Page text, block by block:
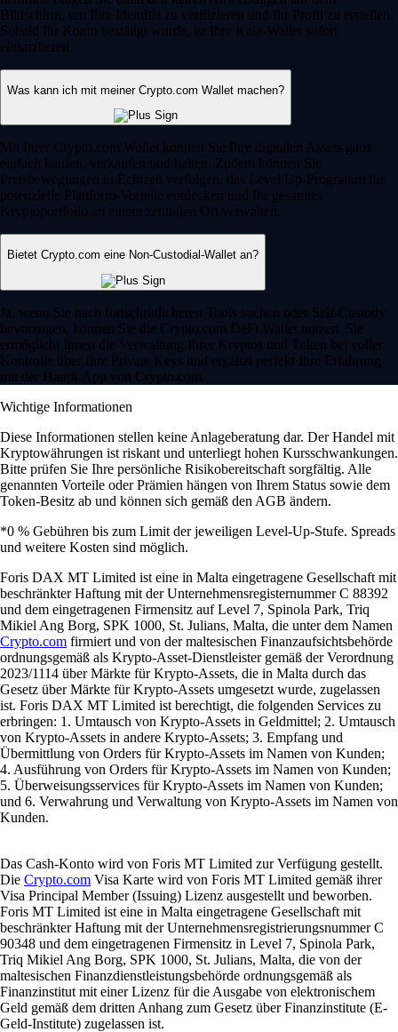
Bildschirm, um Ihre Identität zu verifizieren und Ihr Profil zu erstellen.
Sobald Ihr Konto bestätigt wurde, ist Ihre Kaia-Wallet sofort
einsatzbereit.
Was kann ich mit meiner Crypto.com Wallet machen?
Mit Ihrer Crypto.com Wallet können Sie Ihre digitalen Assets ganz
einfach kaufen, verkaufen und halten. Zudem können Sie
Preisbewegungen in Echtzeit verfolgen, das Level Up-Programm für
potenzielle Plattform-Vorteile entdecken und Ihr gesamtes
Kryptoportfolio an einem zentralen Ort verwalten.
Bietet Crypto.com eine Non-Custodial-Wallet an?
Ja, wenn Sie nach fortschrittlicheren Tools suchen oder Self-Custody
bevorzugen, können Sie die Crypto.com DeFi Wallet nutzen. Sie
ermöglicht Ihnen die Verwaltung Ihrer Kryptos und Token bei voller
Kontrolle über Ihre Private Keys und ergänzt perfekt Ihre Erfahrung
mit der Haupt-App von Crypto.com.
Wichtige Informationen
Diese Informationen stellen keine Anlageberatung dar. Der Handel mit
Kryptowährungen ist riskant und unterliegt hohen Kursschwankungen.
Bitte prüfen Sie Ihre persönliche Risikobereitschaft sorgfältig. Alle
genannten Vorteile oder Prämien hängen von Ihrem Status sowie dem
Token-Besitz ab und können sich gemäß den AGB ändern.
*0 % Gebühren bis zum Limit der jeweiligen Level-Up-Stufe. Spreads
und weitere Kosten sind möglich.
Foris DAX MT Limited ist eine in Malta eingetragene Gesellschaft mit
beschränkter Haftung mit der Unternehmensregisternummer C 88392
und dem eingetragenen Firmensitz auf Level 7, Spinola Park, Triq
Mikiel Ang Borg, SPK 1000, St. Julians, Malta, die unter dem Namen
Crypto.com firmiert und von der maltesischen Finanzaufsichtsbehörde
ordnungsgemäß als Krypto-Asset-Dienstleister gemäß der Verordnung
2023/1114 über Märkte für Krypto-Assets, die in Malta durch das
Gesetz über Märkte für Krypto-Assets umgesetzt wurde, zugelassen
ist. Foris DAX MT Limited ist berechtigt, die folgenden Services zu
erbringen: 1. Umtausch von Krypto-Assets in Geldmittel; 2. Umtausch
von Krypto-Assets in andere Krypto-Assets; 3. Empfang und
Übermittlung von Orders für Krypto-Assets im Namen von Kunden;
4. Ausführung von Orders für Krypto-Assets im Namen von Kunden;
5. Überweisungsservices für Krypto-Assets im Namen von Kunden;
und 6. Verwahrung und Verwaltung von Krypto-Assets im Namen von
Kunden.
Das Cash-Konto wird von Foris MT Limited zur Verfügung gestellt.
Die Crypto.com Visa Karte wird von Foris MT Limited gemäß ihrer
Visa Principal Member (Issuing) Lizenz ausgestellt und beworben.
Foris MT Limited ist eine in Malta eingetragene Gesellschaft mit
beschränkter Haftung mit der Unternehmensregistrierungsnummer C
90348 und dem eingetragenen Firmensitz in Level 7, Spinola Park,
Triq Mikiel Ang Borg, SPK 1000, St. Julians, Malta, die von der
maltesischen Finanzdienstleistungsbehörde ordnungsgemäß als
Finanzinstitut mit einer Lizenz für die Ausgabe von elektronischem
Geld gemäß dem dritten Anhang zum Gesetz über Finanzinstitute (E-
Geld-Institute) zugelassen ist.